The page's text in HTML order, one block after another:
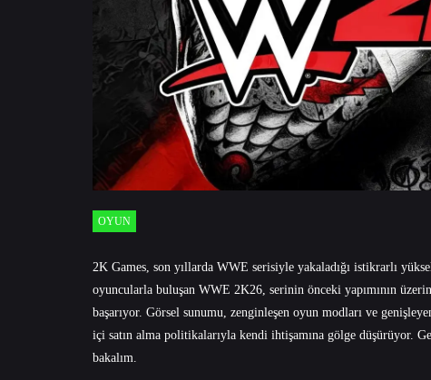
OYUN
2K Games, son yıllarda WWE serisiyle yakaladığı istikrarlı
oyuncularla buluşan WWE 2K26, serinin önceki yapımının
başarıyor. Görsel sunumu, zenginleşen oyun modları ve
içi satın alma politikalarıyla kendi ihtişamına gölge düşürüyor.
bakalım.